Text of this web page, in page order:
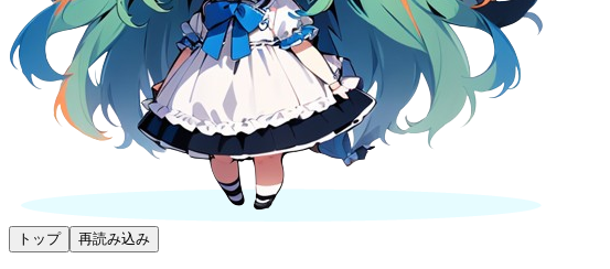
トップ 再読み込み